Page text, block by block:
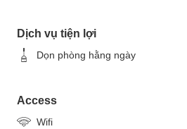
Dịch vụ tiện lợi
Dọn phòng hằng ngày
Access
Wifi